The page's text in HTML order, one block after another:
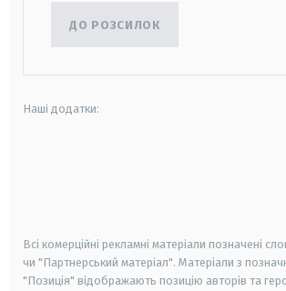
ДО РОЗСИЛОК
Наші додатки:
Всі комерційні рекламні матеріали позначені
чи "Партнерський матеріал". Матеріали з
"Позиція" відображають позицію авторів та